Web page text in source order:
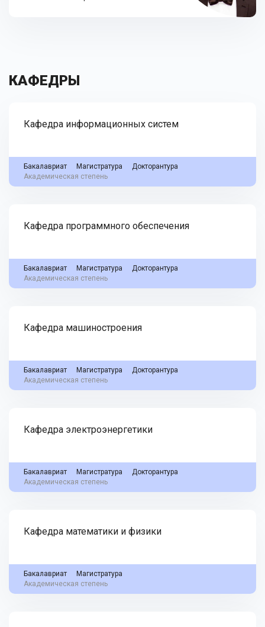
КАФЕДРЫ
Кафедра информационных систем
Бакалавриат Магистратура
Докторантура
Академическая степень
Кафедра программного обеспечения
Бакалавриат Магистратура
Докторантура
Академическая степень
Кафедра машиностроения
Бакалавриат Магистратура
Докторантура
Академическая степень
Кафедра электроэнергетики
Бакалавриат Магистратура
Докторантура
Академическая степень
Кафедра математики и физики
Бакалавриат
Магистратура
Академическая степень